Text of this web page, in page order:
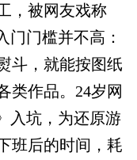
，被网友戏称
门门槛并不高：
斗，就能按图纸
类作品。24岁网
入坑，为还原游
班后的时间，耗